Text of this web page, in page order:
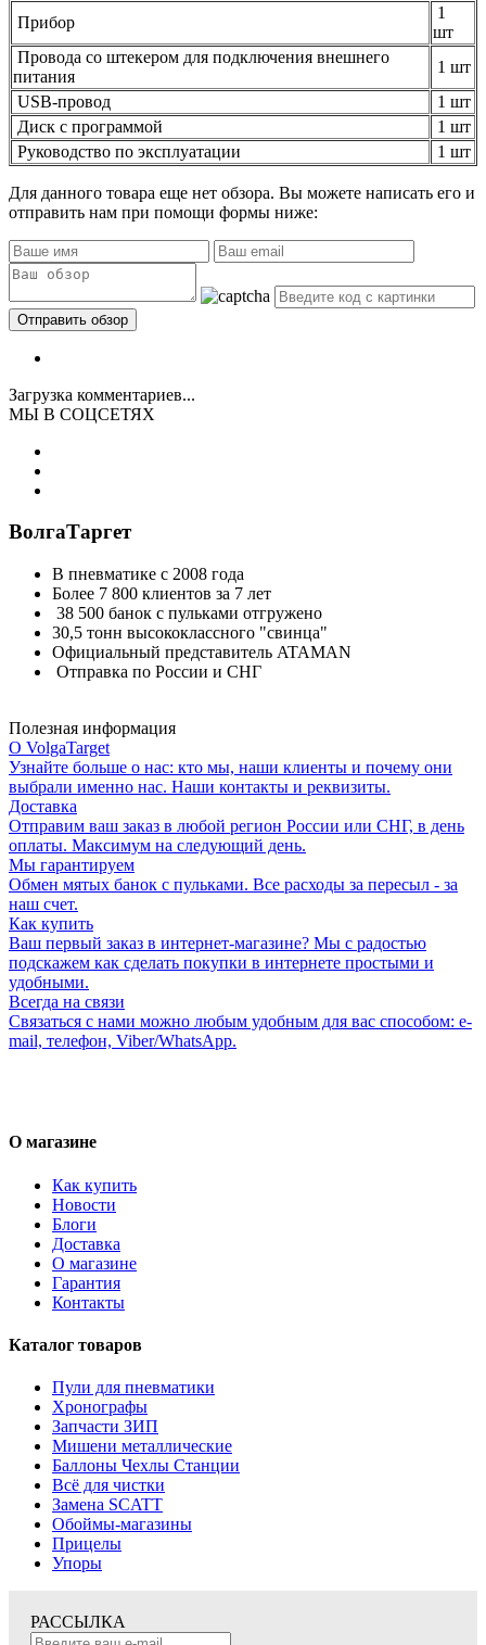
Прибор
1
шт
Провода со штекером для подключения внешнего
питания
1 шт
USB-провод
1 шт
Диск с программой
1 шт
Руководство по эксплуатации
1 шт
Для данного товара еще нет обзора. Вы можете написать его и
отправить нам при помощи формы ниже:
Загрузка комментариев...
МЫ В СОЦСЕТЯХ
ВолгаТаргет
В пневматике с 2008 года
Более 7 800 клиентов за 7 лет
38 500 банок с пульками отгружено
30,5 тонн высококлассного "свинца"
Официальный представитель ATAMAN
Отправка по России и СНГ
Полезная информация
О VolgaTarget
Узнайте больше о нас: кто мы, наши клиенты и почему они
выбрали именно нас. Наши контакты и реквизиты.
Доставка
Отправим ваш заказ в любой регион России или СНГ, в день
оплаты. Максимум на следующий день.
Мы гарантируем
Обмен мятых банок с пульками. Все расходы за пересыл - за
наш счет.
Как купить
Ваш первый заказ в интернет-магазине? Мы с радостью
подскажем как сделать покупки в интернете простыми и
удобными.
Всегда на связи
Связаться с нами можно любым удобным для вас способом: e-
mail, телефон, Viber/WhatsApp.
О магазине
Как купить
Новости
Блоги
Доставка
О магазине
Гарантия
Контакты
Каталог товаров
Пули для пневматики
Хронографы
Запчасти ЗИП
Мишени металлические
Баллоны Чехлы Станции
Всё для чистки
Замена SCATT
Обоймы-магазины
Прицелы
Упоры
РАССЫЛКА